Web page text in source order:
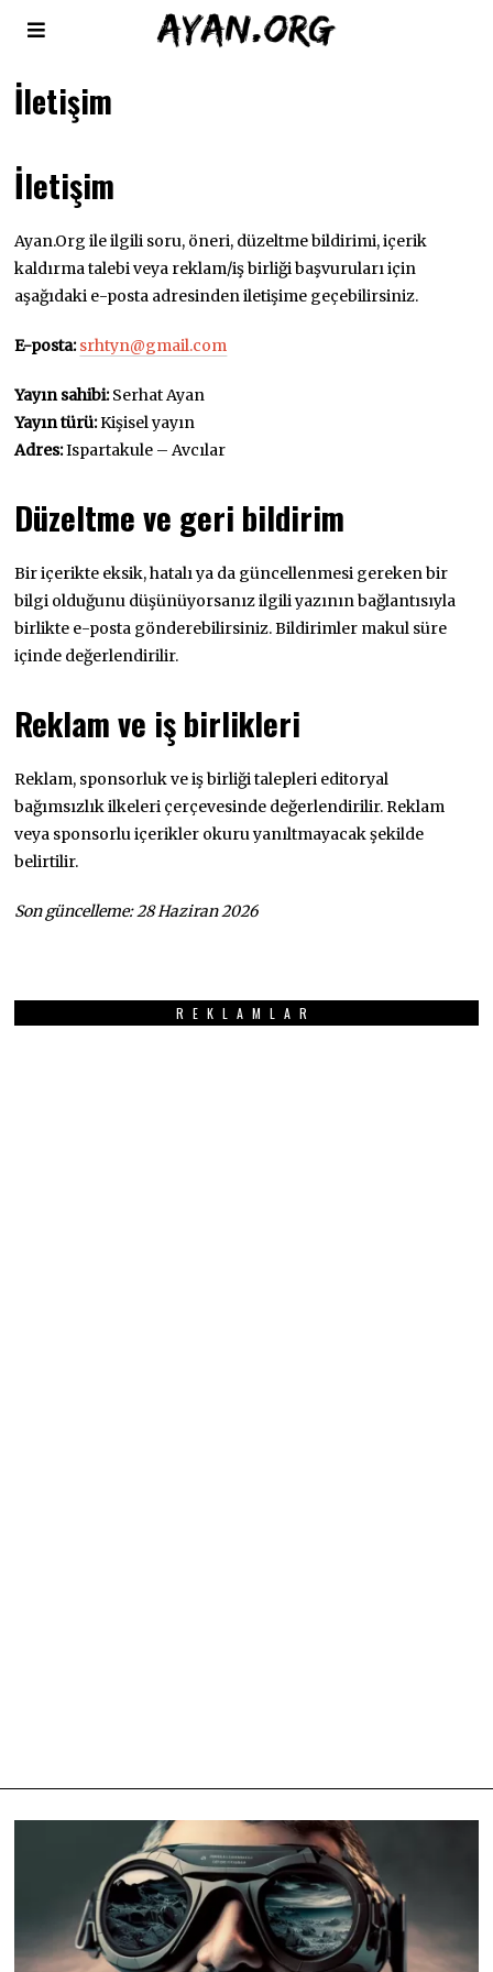
İletişim
İletişim
Ayan.Org ile ilgili soru, öneri, düzeltme bildirimi, içerik
kaldırma talebi veya reklam/iş birliği başvuruları için
aşağıdaki e-posta adresinden iletişime geçebilirsiniz.
E-posta:srhtyn@gmail.com
Yayın sahibi:Serhat Ayan
Yayın türü:Kişisel yayın
Adres:Ispartakule – Avcılar
Düzeltme ve geri bildirim
Bir içerikte eksik, hatalı ya da güncellenmesi gereken bir
bilgi olduğunu düşünüyorsanız ilgili yazının bağlantısıyla
birlikte e-posta gönderebilirsiniz. Bildirimler makul süre
içinde değerlendirilir.
Reklam ve iş birlikleri
Reklam, sponsorluk ve iş birliği talepleri editoryal
bağımsızlık ilkeleri çerçevesinde değerlendirilir. Reklam
veya sponsorlu içerikler okuru yanıltmayacak şekilde
belirtilir.
Son güncelleme: 28 Haziran 2026
REKLAMLAR